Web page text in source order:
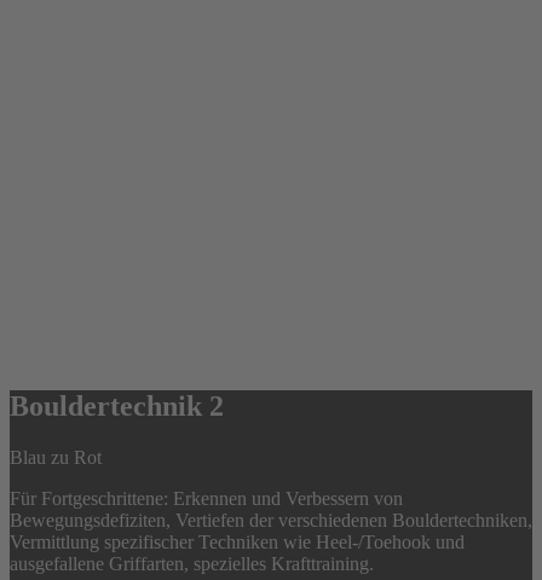
Bouldertechnik 2
Blau zu Rot
Für Fortgeschrittene: Erkennen und Verbessern von
Bewegungsdefiziten, Vertiefen der verschiedenen Bouldertechniken,
Vermittlung spezifischer Techniken wie Heel-/Toehook und
ausgefallene Griffarten, spezielles Krafttraining.